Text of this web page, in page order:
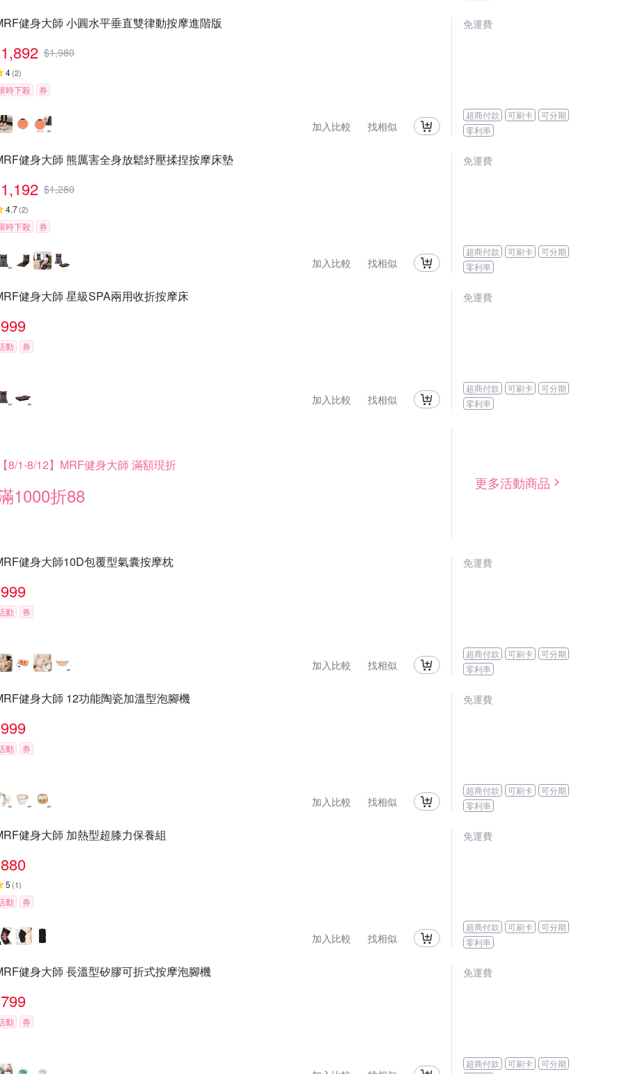
健身大師 ⼩圓⽔平垂直雙律動按摩進階版
1,892 $1,980
4(2)
時下殺 券
加入比較 找相似
免運費
超商付款 可刷卡
可分期
零利率
健身大師 熊厲害全身放鬆紓壓揉捏按摩床墊
1,192 $1,280
4.7(2)
時下殺 券
加入比較 找相似
免運費
超商付款 可刷卡
可分期
零利率
健身大師 星級SPA兩用收折按摩床
999
動 券
加入比較 找相似
免運費
超商付款 可刷卡
可分期
零利率
8/1-8/12】MRF健身大師 滿額現折
1000折88
更多活動商品
健身大師10D包覆型氣囊按摩枕
999
動 券
加入比較 找相似
免運費
超商付款 可刷卡
可分期
零利率
健身大師 12功能陶瓷加溫型泡腳機
999
動 券
加入比較 找相似
免運費
超商付款 可刷卡
可分期
零利率
健身大師 加熱型超膝力保養組
880
5 (1)
動 券
加入比較 找相似
免運費
超商付款 可刷卡
可分期
零利率
健身大師 長溫型矽膠可折式按摩泡腳機
799
動 券
免運費
超商付款 可刷卡
可分期